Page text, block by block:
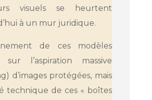
visuels se heurtent
à un mur juridique.
de ces modèles
sur l’aspiration massive
d’images protégées, mais
technique de ces « boîtes